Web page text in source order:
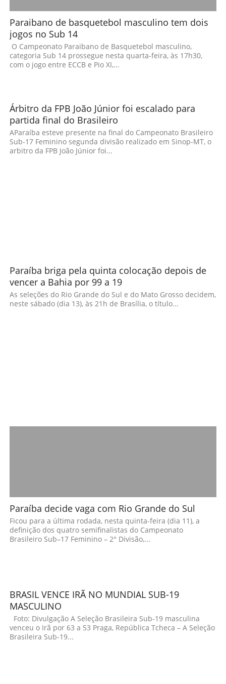
Paraibano de basquetebol masculino tem dois
jogos no Sub 14
O Campeonato Paraibano de Basquetebol masculino,
categoria Sub 14 prossegue nesta quarta-feira, às 17h30,
com o jogo entre ECCB e Pio XI,...
Árbitro da FPB João Júnior foi escalado para
partida final do Brasileiro
AParaíba esteve presente na final do Campeonato Brasileiro
Sub-17 Feminino segunda divisão realizado em Sinop-MT, o
arbitro da FPB João Júnior foi...
Paraíba briga pela quinta colocação depois de
vencer a Bahia por 99 a 19
As seleções do Rio Grande do Sul e do Mato Grosso decidem,
neste sábado (dia 13), às 21h de Brasília, o título...
Paraíba decide vaga com Rio Grande do Sul
Ficou para a última rodada, nesta quinta-feira (dia 11), a
definição dos quatro semifinalistas do Campeonato
Brasileiro Sub–17 Feminino – 2° Divisão,...
BRASIL VENCE IRÃ NO MUNDIAL SUB-19
MASCULINO
Foto: Divulgação A Seleção Brasileira Sub-19 masculina
venceu o Irã por 63 a 53 Praga, República Tcheca – A Seleção
Brasileira Sub-19...